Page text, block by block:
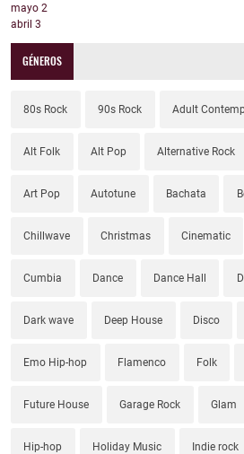
mayo 2
abril 3
GÉNEROS
80s Rock 90s Rock Adult
Alt Folk Alt Pop Alternative Rock
Art Pop Autotune Bachata
Chillwave Christmas Cinematic
Cumbia Dance Dance Hall
Dark wave Deep House Disco
Emo Hip-hop Flamenco Folk
Future House Garage Rock Glam
Hip-hop Holiday Music Indie rock